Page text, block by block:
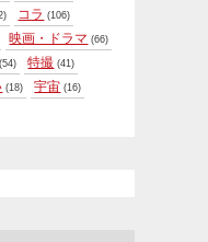
コラ (106)
映画・ドラマ (66)
(54) 特撮 (41)
(18) 宇宙 (16)